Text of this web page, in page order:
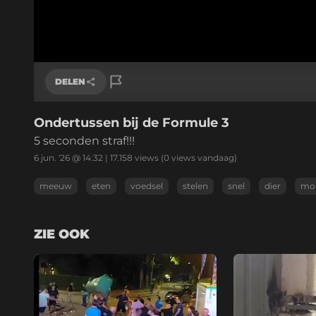
DELEN
Link kopiëren
Ondertussen bij de Formule 3
5 seconden straf!!!
6 jun. '26 @ 14:32 | 17.158 views (0 views vandaag)
meeuw eten voedsel stelen snel dier
ZIE OOK